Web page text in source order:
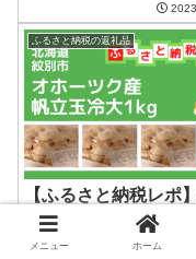
ふるさと納税の返礼品
【ふるさと納税レポ
ーツク産帆立玉冷大
北海道紋別市
メニュー ホーム